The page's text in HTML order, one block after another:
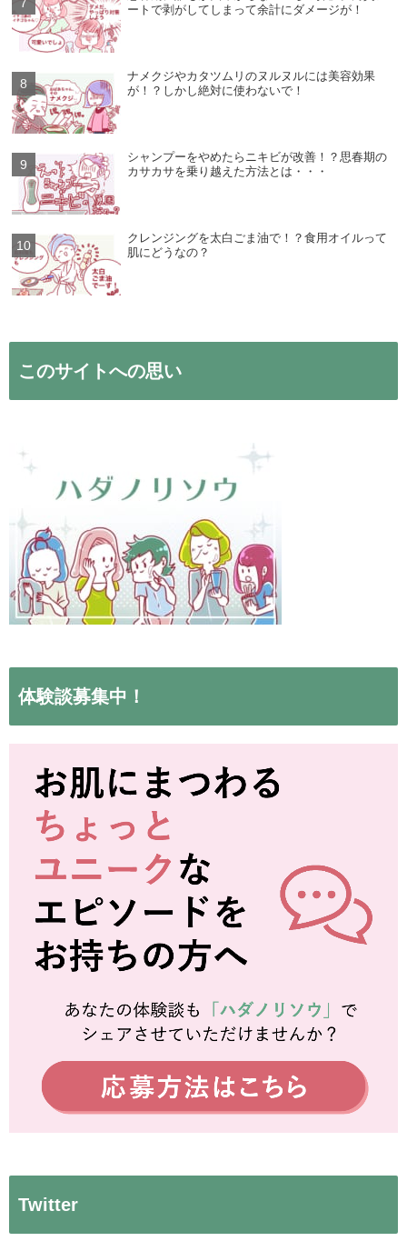
ートで剥がしてしまって余計にダメージが！
ナメクジやカタツムリのヌルヌルには美容効果
が！？しかし絶対に使わないで！
シャンプーをやめたらニキビが改善！？思春期の
カサカサを乗り越えた方法とは・・・
クレンジングを太白ごま油で！？食用オイルって
肌にどうなの？
このサイトへの思い
体験談募集中！
Twitter